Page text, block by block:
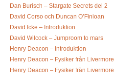
Dan Burisch – Stargate Secrets del 2
David Corso och Duncan O’Finioan
David Icke – Introduktion
David Wilcock – Jumproom to mars
Henry Deacon – Introduktion
Henry Deacon – Fysiker från Livermore
Henry Deacon – Fysiker från